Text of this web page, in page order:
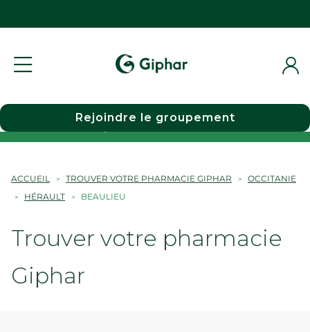
Choisir une pharmacie
Rejoindre le groupement
ACCUEIL TROUVER VOTRE PHARMACIE GIPHAR
OCCITANIE
HÉRAULT
BEAULIEU
Trouver votre pharmacie
Giphar